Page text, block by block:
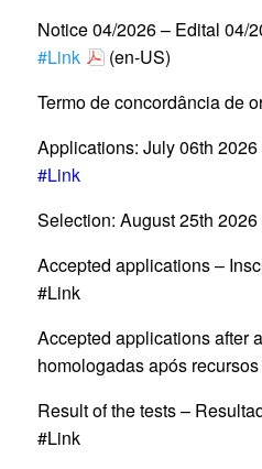
Notice 04/2026 – Edital 04/
#Link
(en-US)
Termo de concordância de
Applications: July 06th
#Link
Selection: August 25th 2026
Accepted applications –
#Link
Accepted applications after
homologadas após
Result of the tests –
#Link